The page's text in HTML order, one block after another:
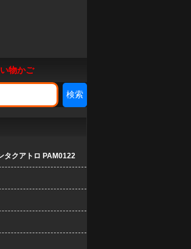
物かご
タクアトロ PAM0122